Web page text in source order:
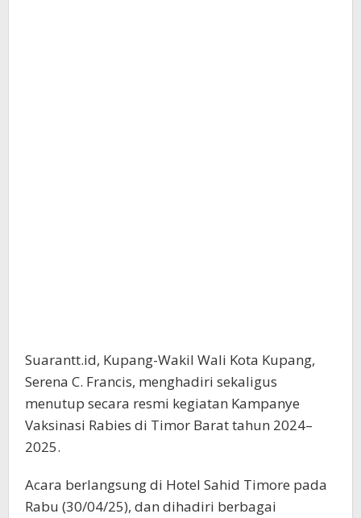
Suarantt.id, Kupang-Wakil Wali Kota Kupang,
Serena C. Francis, menghadiri sekaligus
menutup secara resmi kegiatan Kampanye
Vaksinasi Rabies di Timor Barat tahun 2024–
2025.
Acara berlangsung di Hotel Sahid Timore pada
Rabu (30/04/25), dan dihadiri berbagai